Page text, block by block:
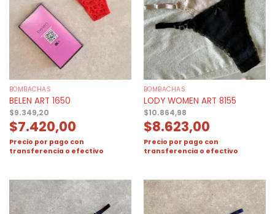
BOMBACHAS
BELEN ART 1650
$9.349,20
$7.420,00
Precio por pago con
transferencia o efectivo
BOMBACHAS
LODY WOMEN ART 8155
$10.864,98
$8.623,00
Precio por pago con
transferencia o efectivo